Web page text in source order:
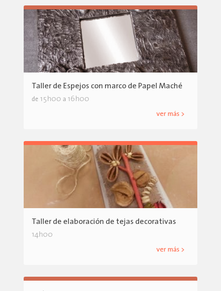
Taller de Espejos con marco de Papel Maché
de 15h00 a 16h00
ver más >
Taller de elaboración de tejas decorativas
14h00
ver más >